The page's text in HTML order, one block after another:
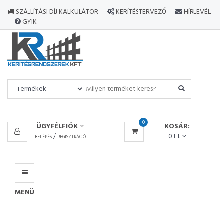
SZÁLLÍTÁSI DÍJ KALKULÁTOR KERÍTÉSTERVEZŐ
HÍRLEVÉL
GYIK
ÜGYFÉLFIÓK
BELÉPÉS/ REGISZTRÁCIÓ
0
KOSÁR:
0 Ft
MENÜ
MINDEN
TERMÉK
MENÜ